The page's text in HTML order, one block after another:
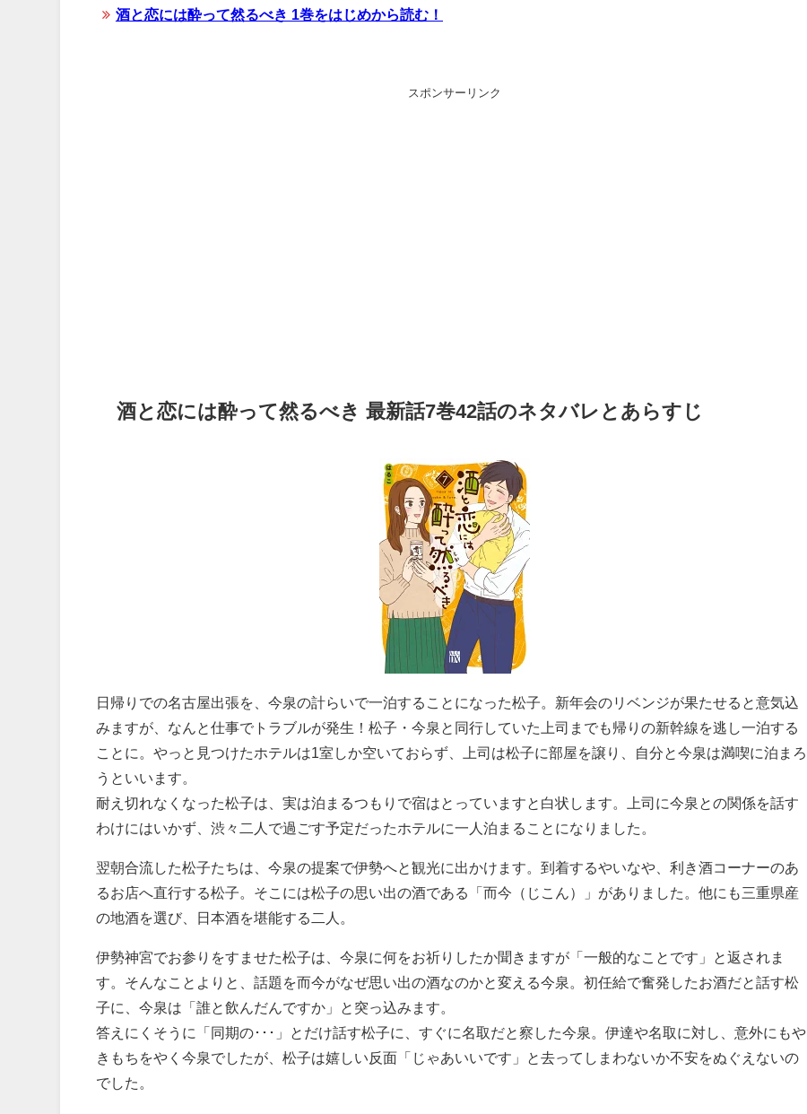
酒と恋には酔って然るべき 1巻をはじめから読む！
スポンサーリンク
酒と恋には酔って然るべき 最新話7巻42話のネタバレとあらすじ
日帰りでの名古屋出張を、今泉の計らいで一泊することになった松子。新年会のリベンジが果たせると意気込
みますが、なんと仕事でトラブルが発生！松子・今泉と同行していた上司までも帰りの新幹線を逃し一泊する
ことに。やっと見つけたホテルは1室しか空いておらず、上司は松子に部屋を譲り、自分と今泉は満喫に泊まろ
うといいます。
耐え切れなくなった松子は、実は泊まるつもりで宿はとっていますと白状します。上司に今泉との関係を話す
わけにはいかず、渋々二人で過ごす予定だったホテルに一人泊まることになりました。
翌朝合流した松子たちは、今泉の提案で伊勢へと観光に出かけます。到着するやいなや、利き酒コーナーのあ
るお店へ直行する松子。そこには松子の思い出の酒である「而今（じこん）」がありました。他にも三重県産
の地酒を選び、日本酒を堪能する二人。
伊勢神宮でお参りをすませた松子は、今泉に何をお祈りしたか聞きますが「一般的なことです」と返されま
す。そんなことよりと、話題を而今がなぜ思い出の酒なのかと変える今泉。初任給で奮発したお酒だと話す松
子に、今泉は「誰と飲んだんですか」と突っ込みます。
答えにくそうに「同期の･･･」とだけ話す松子に、すぐに名取だと察した今泉。伊達や名取に対し、意外にもや
きもちをやく今泉でしたが、松子は嬉しい反面「じゃあいいです」と去ってしまわないか不安をぬぐえないの
でした。